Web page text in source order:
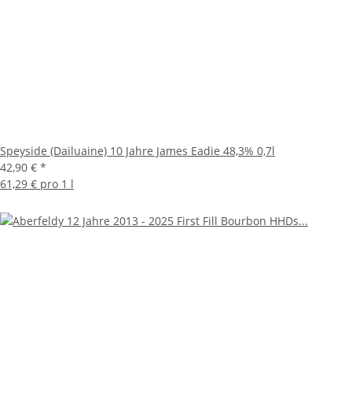
Speyside (Dailuaine) 10 Jahre James Eadie 48,3% 0,7l
42,90 € *
61,29 € pro 1 l